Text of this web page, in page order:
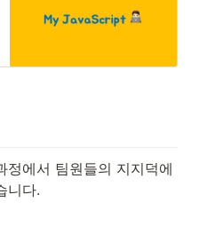
정에서 팀원들의 지지덕에
니다.